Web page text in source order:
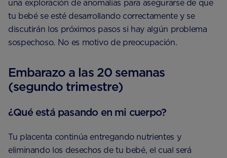
una exploración de anomalías para asegurarse de que
tu bebé se esté desarrollando correctamente y se
discutirán los próximos pasos si hay algún problema
sospechoso. No es motivo de preocupación.
Embarazo a las 20 semanas
(segundo trimestre)
¿Qué está pasando en mi cuerpo?
Tu placenta continúa entregando nutrientes y
eliminando los desechos de tu bebé, el cual será